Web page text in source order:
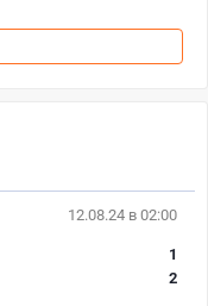
12.08.24 в 02:00
1
2